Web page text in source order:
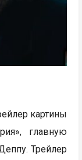
картины
главную
Трейлер